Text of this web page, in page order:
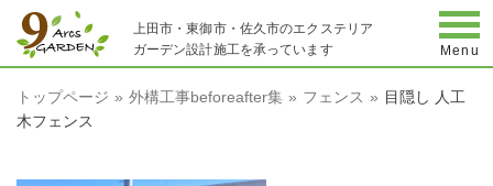
上田市・東御市・佐久市のエクステリア
ガーデン設計施工を承っています
Menu
トップページ 外構工事beforeafter集 フェンス
目隠し 人工
木フェンス